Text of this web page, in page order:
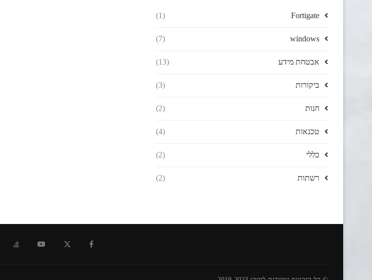
Fortigate
(1)
windows
(7)
אבטחת מידע (13)
ביקורות (3)
חנות (2)
טכנאות (4)
כללי (2)
רשתות (2)